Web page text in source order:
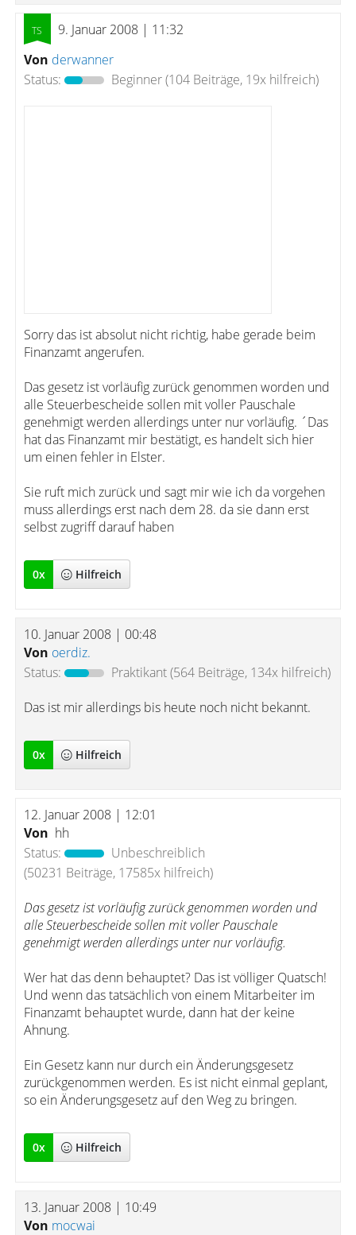
9. Januar 2008 | 11:32
Von derwanner
Status:
Beginner(104 Beiträge, 19x hilfreich)
Sorry das ist absolut nicht richtig, habe gerade beim
Finanzamt angerufen.
Das gesetz ist vorläufig zurück genommen worden und
alle Steuerbescheide sollen mit voller Pauschale
genehmigt werden allerdings unter nur vorläufig. ´Das
hat das Finanzamt mir bestätigt, es handelt sich hier
um einen fehler in Elster.
Sie ruft mich zurück und sagt mir wie ich da vorgehen
muss allerdings erst nach dem 28. da sie dann erst
selbst zugriff darauf haben
0x Hilfreich
10. Januar 2008 | 00:48
Von oerdiz.
Status:
Praktikant(564 Beiträge, 134x hilfreich)
Das ist mir allerdings bis heute noch nicht bekannt.
0x Hilfreich
12. Januar 2008 | 12:01
Von hh
Status:
Unbeschreiblich
(50231 Beiträge, 17585x hilfreich)
Das gesetz ist vorläufig zurück genommen worden und
alle Steuerbescheide sollen mit voller Pauschale
genehmigt werden allerdings unter nur vorläufig.
Wer hat das denn behauptet? Das ist völliger Quatsch!
Und wenn das tatsächlich von einem Mitarbeiter im
Finanzamt behauptet wurde, dann hat der keine
Ahnung.
Ein Gesetz kann nur durch ein Änderungsgesetz
zurückgenommen werden. Es ist nicht einmal geplant,
so ein Änderungsgesetz auf den Weg zu bringen.
0x Hilfreich
13. Januar 2008 | 10:49
Von mocwai